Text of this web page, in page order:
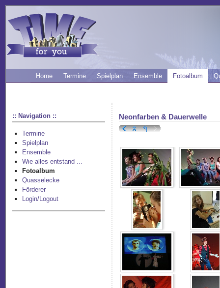
Home Termine Spielplan Ensemble Fotoalbum
:: Navigation ::
Termine
Spielplan
Ensemble
Wie alles entstand ...
Fotoalbum
Quasselecke
Förderer
Login/Logout
Neonfarben & Dauerwelle